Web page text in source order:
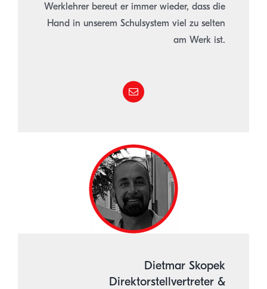
Werklehrer bereut er immer wieder, dass die
Hand in unserem Schulsystem viel zu selten
am Werk ist.
Dietmar Skopek
Direktorstellvertreter &